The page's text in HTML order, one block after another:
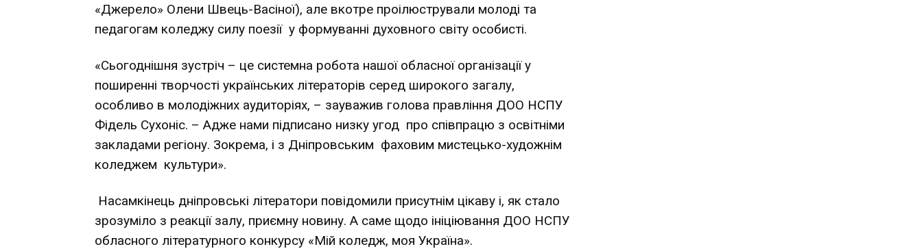
«Джерело» Олени Швець-Васіної), але вкотре проілюстрували молоді та
педагогам коледжу силу поезії у формуванні духовного світу особисті.
«Сьогоднішня зустріч – це системна робота нашої обласної організації у
поширенні творчості українських літераторів серед широкого загалу,
особливо в молодіжних аудиторіях, – зауважив голова правління ДОО НСПУ
Фідель Сухоніс. – Адже нами підписано низку угод про співпрацю з освітніми
закладами регіону. Зокрема, і з Дніпровським фаховим мистецько-художнім
коледжем культури».
Насамкінець дніпровські літератори повідомили присутнім цікаву і, як стало
зрозуміло з реакції залу, приємну новину. А саме щодо ініціювання ДОО НСПУ
обласного літературного конкурсу «Мій коледж, моя Україна».